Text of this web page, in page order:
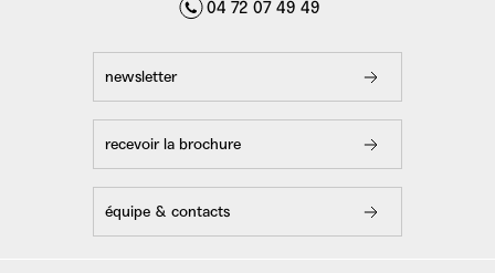
04 72 07 49 49
newsletter
recevoir la brochure
équipe & contacts